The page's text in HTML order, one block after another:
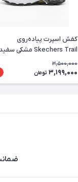
کفش اسپرت پیاده‌روی
Skechers Trail مشکی سفید
3,500,000
3,199,000 تومان